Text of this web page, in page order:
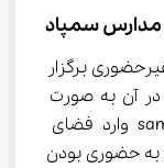
مدارس سمپاد
برگزار
در آن به صورت
اینترنتی و از طریق سایت sampad-lpm.ir وارد فضای
با توجه به حضوری بودن